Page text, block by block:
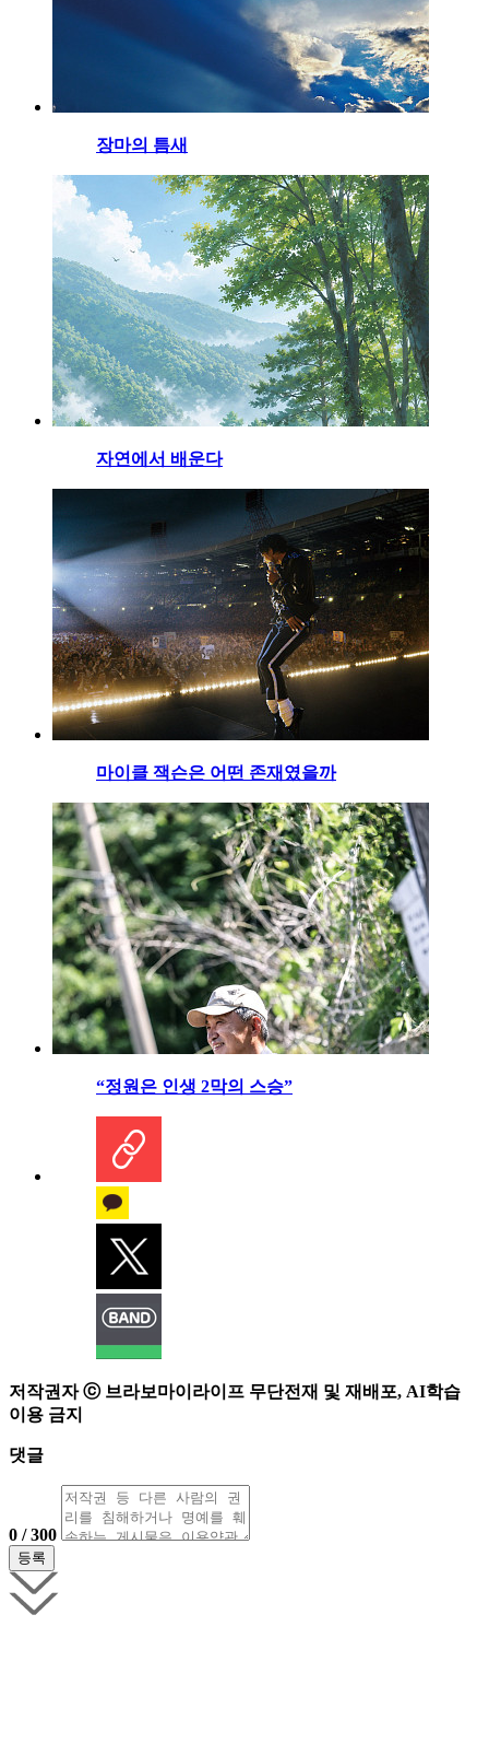
장마의 틈새
자연에서 배운다
마이클 잭슨은 어떤 존재였을까
“정원은 인생 2막의 스승”
저작권자 ⓒ 브라보마이라이프 무단전재 및 재배포, AI학습
이용 금지
댓글
0 / 300